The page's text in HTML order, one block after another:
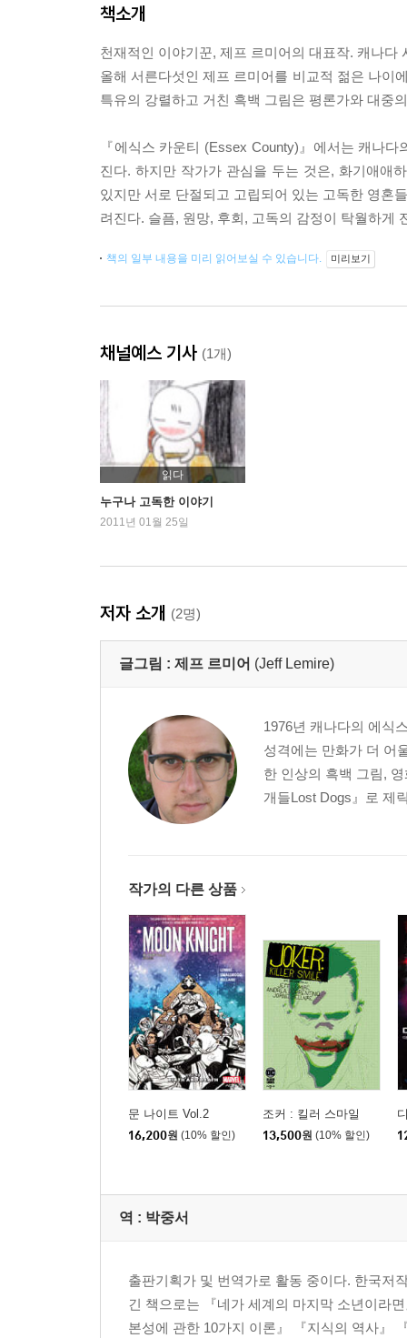
책소개
천재적인 이야기꾼, 제프 르미어의 대표작. 캐나
올해 서른다섯인 제프 르미어를 비교적 젊은 나이
특유의 강렬하고 거친 흑백 그림은 평론가와 대중
『에식스 카운티 (Essex County)』에서는 캐나
진다. 하지만 작가가 관심을 두는 것은, 화기애애
있지만 서로 단절되고 고립되어 있는 고독한 영혼
려진다. 슬픔, 원망, 후회, 고독의 감정이 탁월하게
책의 일부 내용을 미리 읽어보실 수 있습니다. 미리보기
채널예스 기사 (1개)
읽다
누구나 고독한 이야기
2011년 01월 25일
저자 소개 (2명)
글그림 : 제프 르미어 (Jeff Lemire)
1976년 캐나다의 에식
성격에는 만화가 더 어
한 인상의 흑백 그림,
개들Lost Dogs』로 제
작가의 다른 상품
문 나이트 Vol.2
16,200원 (10% 할인)
조커 : 킬러 스마일
13,500원 (10% 할인)
역 : 박중서
출판기획가 및 번역가로 활동 중이다. 한국저
긴 책으로는 『네가 세계의 마지막 소년이라
본성에 관한 10가지 이론』 『지식의 역사』